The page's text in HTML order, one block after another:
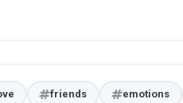
friends emotions